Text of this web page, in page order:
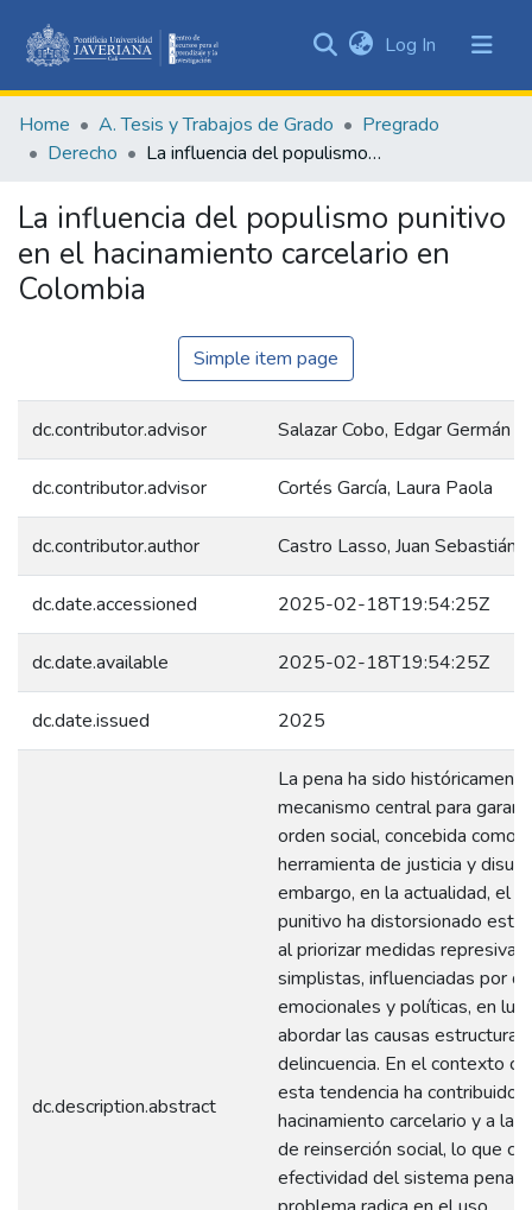
&
Collections
Statistics
Log In (current)
Home A. Tesis y Trabajos de Grado
Pregrado
Derecho
La influencia del populismo punitivo en el hacinamiento carcelario en Colombia
La influencia del populismo punitivo
en el hacinamiento carcelario en
Colombia
Simple item page
dc.contributor.advisor Salazar Cobo, Edgar Germán
dc.contributor.advisor Cortés García, Laura Paola
dc.contributor.author Castro Lasso, Juan Sebastián
dc.date.accessioned 2025-02-18T19:54:25Z
dc.date.available 2025-02-18T19:54:25Z
dc.date.issued 2025
dc.description.abstract
La pena ha sido
mecanismo central para
orden social, concebida como
herramienta de justicia y
embargo, en la actualidad, el
punitivo ha distorsionado
al priorizar medidas represivas
simplistas, influenciadas por
emocionales y políticas, en
abordar las causas
delincuencia. En el contexto
esta tendencia ha contribuido
hacinamiento carcelario y a la
de reinserción social, lo que
efectividad del sistema penal.